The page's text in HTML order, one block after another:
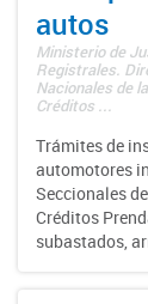
autos
Ministerio de
Registrales.
Nacionales de
Créditos ...
Trámites de
automotores
Seccionales
Créditos
subastados,